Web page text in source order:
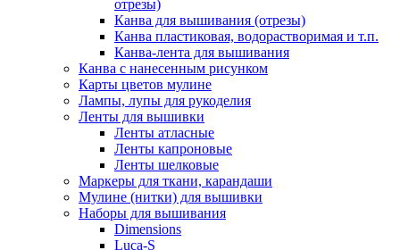
отрезы)
Канва для вышивания (отрезы)
Канва пластиковая, водорастворимая и т.п.
Канва-лента для вышивания
Канва с нанесенным рисунком
Карты цветов мулине
Лампы, лупы для рукоделия
Ленты для вышивки
Ленты атласные
Ленты капроновые
Ленты шелковые
Маркеры для ткани, карандаши
Мулине (нитки) для вышивки
Наборы для вышивания
Dimensions
Luca-S